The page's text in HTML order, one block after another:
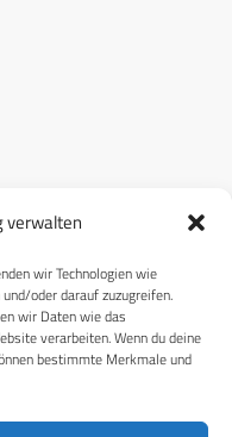
verwalten
wir Technologien wie
oder darauf zuzugreifen.
wir Daten wie das
verarbeiten. Wenn du deine
bestimmte Merkmale und